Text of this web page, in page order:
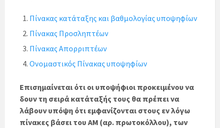
Πίνακας κατάταξης και βαθμολογίας υποψηφίων
Πίνακας Προσληπτέων
Πίνακας Απορριπτέων
Ονομαστικός Πίνακας υποψηφίων
Επισημαίνεται ότι οι υποψήφιοι προκειμένου να
δουν τη σειρά κατάταξής τους θα πρέπει να
λάβουν υπόψη ότι εμφανίζονται στους εν λόγω
πίνακες βάσει του ΑΜ (αρ. πρωτοκόλλου), των